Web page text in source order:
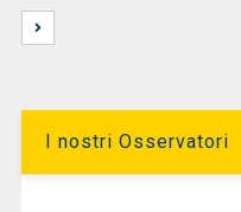
I nostri Osservatori